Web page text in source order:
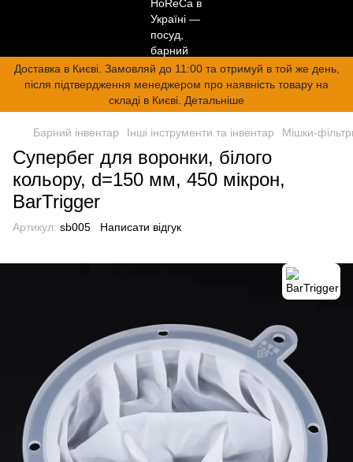
Доставка в Києві. Замовляй до 11:00 та отримуй в той же день,
після підтвердження менеджером про наявність товару на
складі в Києві. Детальніше
Барний інвентар Інші інструменти та інвентар Мішки-
Супербег для воронки, білого
кольору, d=150 мм, 450 мікрон,
BarTrigger
Артикул: sb005 Написати відгук